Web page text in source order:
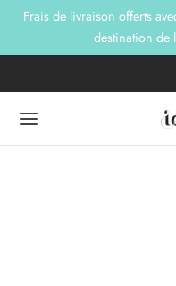
Frais de livraison offerts
destination de